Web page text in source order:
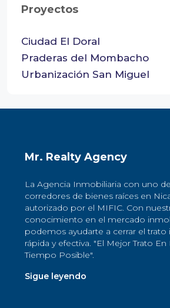
Proyectos
Ciudad El Doral
Praderas del Mombacho
Urbanización San Miguel
Mr. Realty Agency
La Agencia Inmobiliaria con uno
corredores de bienes raíces en
autorizado por el MIFIC. Con
conocimiento en el mercado
podemos ayudarte a cerrar el trato
rápida y efectiva. "El Mejor Trato
Tiempo Posible".
Sigue leyendo